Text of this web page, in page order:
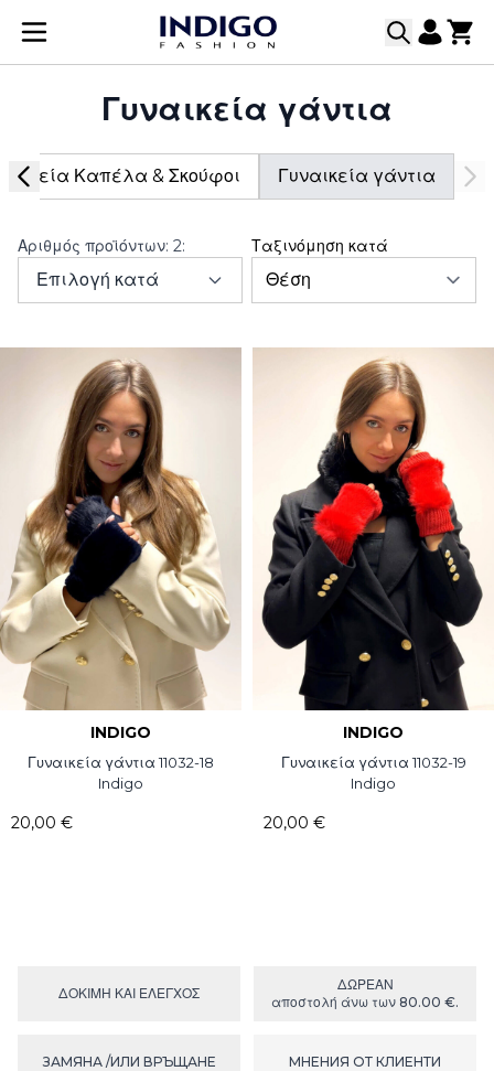
Μετάβαση στο περιεχόμενο
ΔΟΚΙΜΉ ΚΑΙ ΕΛΕΓΧΟΣ
ΔΩΡΕΑΝ
αποστολή άνω των 80.00 €.
ЗАМЯНА /ИЛИ ВРЪЩАНЕ МНЕНИЯ ОТ КЛИЕНТИ
Γυναικεία γάντια
Καπέλα & Σκούφοι Γυναικεία γάντια
Αριθμός προϊόντων: 2:
Επιλογή κατά
Ταξινόμηση κατά
INDIGO
Γυναικεία γάντια 11032-18
Indigo
20,00 €
INDIGO
Γυναικεία γάντια 11032-19
Indigo
20,00 €